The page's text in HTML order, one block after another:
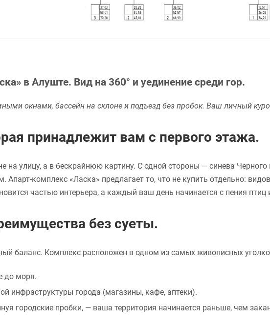
в Алуште. Вид на 360° и уединение среди гор.
окнами, бассейн на склоне и подъезд без пробок. Ваш личный
принадлежит вам с первого этажа.
на улицу, а в бескрайнюю картину. С одной стороны — синева
комплекс «Ласка» предлагает то, что не купить отдельно:
частью интерьера, а каждый ваш день начинается с пения
без суеты.
баланс. Комплекс расположен в одном из самых живописных
до моря.
инфраструктуры города (магазины, кафе, аптеки).
городские пробки, — ваша территория начинается раньше, чем